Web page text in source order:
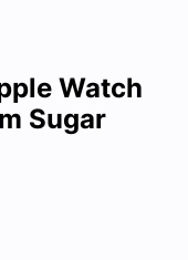
Watch
Sugar